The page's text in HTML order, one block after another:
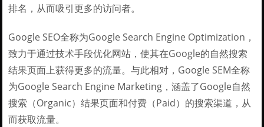
排名，从而吸引更多的访问者。
Google SEO全称为Google Search Engine Optimization，
致力于通过技术手段优化网站，使其在Google的自然搜索
结果页面上获得更多的流量。与此相对，Google SEM全称
为Google Search Engine Marketing，涵盖了Google自然
搜索（Organic）结果页面和付费（Paid）的搜索渠道，从
而获取流量。